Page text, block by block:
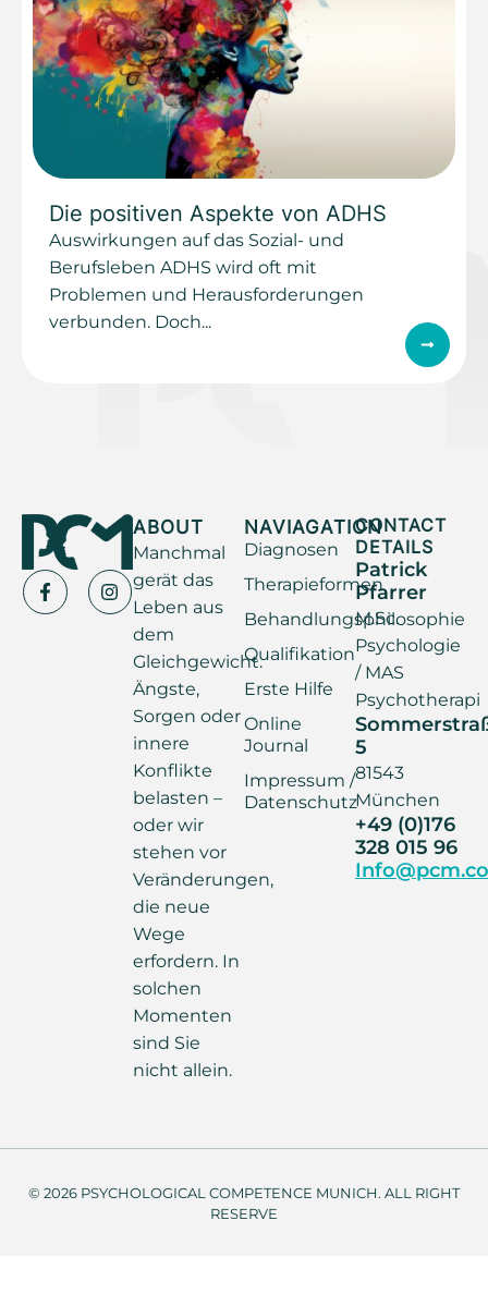
Die positiven Aspekte von ADHS
Auswirkungen auf das Sozial- und
Berufsleben ADHS wird oft mit
Problemen und Herausforderungen
verbunden. Doch...
ABOUT
Manchmal
gerät das
Leben aus
dem
Gleichgewicht.
Ängste,
Sorgen oder
innere
Konflikte
belasten –
oder wir
stehen vor
Veränderungen,
die neue
Wege
erfordern. In
solchen
Momenten
sind Sie
nicht allein.
NAVIAGATION
Diagnosen
Therapieformen
Behandlungsphilosophie
Qualifikation
Erste Hilfe
Online
Journal
Impressum /
Datenschutz
CONTACT
DETAILS
Patrick
Pfarrer
M.Sc.
Psychologie
/ MAS
Psychotherapi
5
81543
München
+49 (0)176
328 015 96
© 2026 PSYCHOLOGICAL COMPETENCE MUNICH. ALL RIGHT
RESERVE